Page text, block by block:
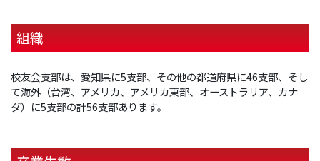
組織
校友会支部は、愛知県に5支部、その他の都道府県に46支部、そし
て海外（台湾、アメリカ、アメリカ東部、オーストラリア、カナ
ダ）に5支部の計56支部あります。